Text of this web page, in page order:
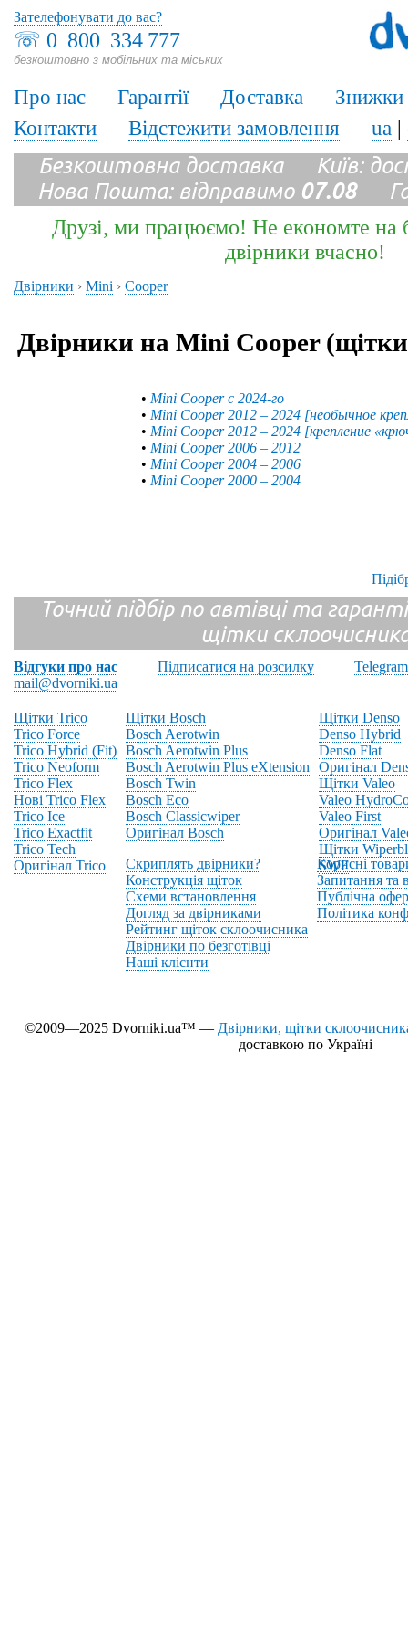
☏ 0 800 334 777
безкоштовно з мобільних та міських
Зателефонувати до вас?
Про нас Гарантії Доставка
Знижки
Контакти
Відстежити замовлення ua |
Безкоштовна доставка Київ:
Нова Пошта: відправимо 07.08
Друзі, ми працюємо! Не економте на
двірники вчасно!
Двірники › Mini › Cooper
Двірники на Mini Cooper
• Mini Cooper с 2024-го
• Mini Cooper 2012 – 2024 [необычное
• Mini Cooper 2012 – 2024 [крепление
• Mini Cooper 2006 – 2012
• Mini Cooper 2004 – 2006
• Mini Cooper 2000 – 2004
Точний підбір по автівці та
щітки
Відгуки про нас Підписатися на розсилку
Telegram
mail@dvorniki.ua
Щітки Trico
Trico Force
Trico Hybrid (Fit)
Trico Neoform
Trico Flex
Нові Trico Flex
Trico Ice
Trico Exactfit
Trico Tech
Оригінал Trico
Щітки Bosch
Bosch Aerotwin
Bosch Aerotwin Plus
Bosch Aerotwin Plus eXtension
Bosch Twin
Bosch Eco
Bosch Classicwiper
Оригінал Bosch
Щітки Denso
Denso Hybrid
Denso Flat
Оригінал
Щітки Valeo
Valeo
Valeo First
Оригінал
Щітки
SWF
Скриплять двірники?
Конструкція щіток
Схеми встановлення
Догляд за двірниками
Рейтинг щіток склоочисника
Двірники по безготівці
Наші клієнти
Корисні
Запитання та
Публічна
Політика
©2009—2025 Dvorniki.ua™ — Двірники, щітки
доставкою по Україні